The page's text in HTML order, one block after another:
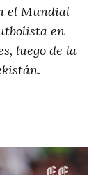
el Mundial
en
luego de la